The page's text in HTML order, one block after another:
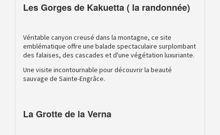
Les Gorges de Kakuetta ( la randonnée)
Véritable canyon creusé dans la montagne, ce site
emblématique offre une balade spectaculaire surplombant
des falaises, des cascades et d'une végétation luxuriante.
Une visite incontournable pour découvrir la beauté
sauvage de Sainte-Engrâce.
La Grotte de la Verna